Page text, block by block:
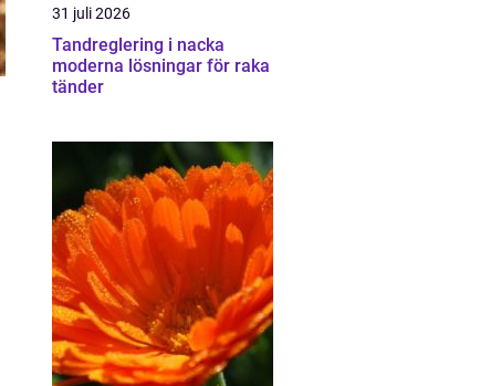
31 juli 2026
Tandreglering i nacka
moderna lösningar för raka
tänder